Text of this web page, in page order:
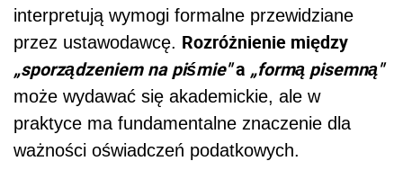
interpretują wymogi formalne przewidziane
przez ustawodawcę. Rozróżnienie między
„sporządzeniem na piśmie"a „formą pisemną"
może wydawać się akademickie, ale w
praktyce ma fundamentalne znaczenie dla
ważności oświadczeń podatkowych.